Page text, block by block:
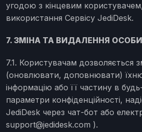
угодою з кінцевим
використання Сервісу JediDesk.
7. ЗМІНА ТА ВИДАЛЕННЯ
7.1. Користувачам дозволяється
(оновлювати, доповнювати)
інформацію або її частину в
параметри конфіденційності,
JediDesk через чат-бот або
support@jedidesk.com ).